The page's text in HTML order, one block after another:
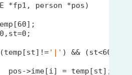
*fp1, person *pos)
60];
0 ,st=0 ;
'|' ) && (st<60